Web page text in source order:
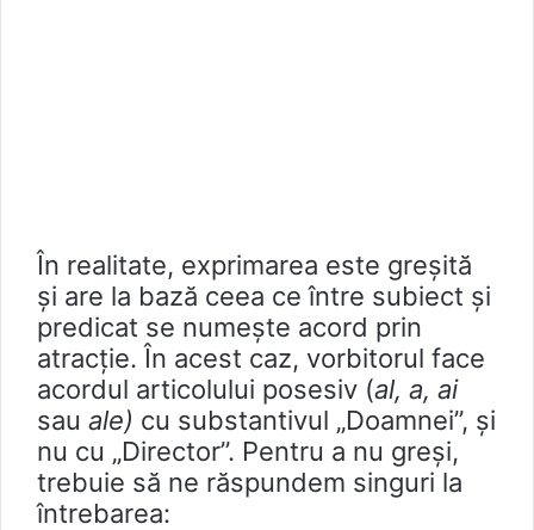
În realitate, exprimarea este greșită
și are la bază ceea ce între subiect și
predicat se numește acord prin
atracție. În acest caz, vorbitorul face
acordul articolului posesiv (al, a, ai
sau ale) cu substantivul „Doamnei”, și
nu cu „Director”. Pentru a nu greși,
trebuie să ne răspundem singuri la
întrebarea: